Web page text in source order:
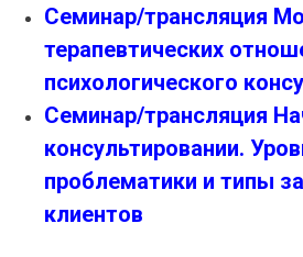
Семинар/трансляция
терапевтических
психологического
Семинар/трансляция
консультировании.
проблематики и типы
клиентов